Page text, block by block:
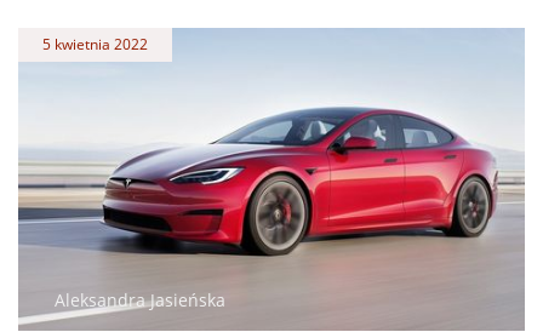
5 kwietnia 2022
Aleksandra Jasieńska